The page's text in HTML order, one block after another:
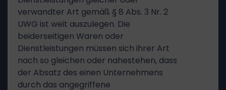
verwandter Art gemäß § 8 Abs. 3 Nr. 2
UWG ist weit auszulegen. Die
beiderseitigen Waren oder
Dienstleistungen müssen sich ihrer Art
nach so gleichen oder nahestehen, dass
der Absatz des einen Unternehmens
durch das angegriffene